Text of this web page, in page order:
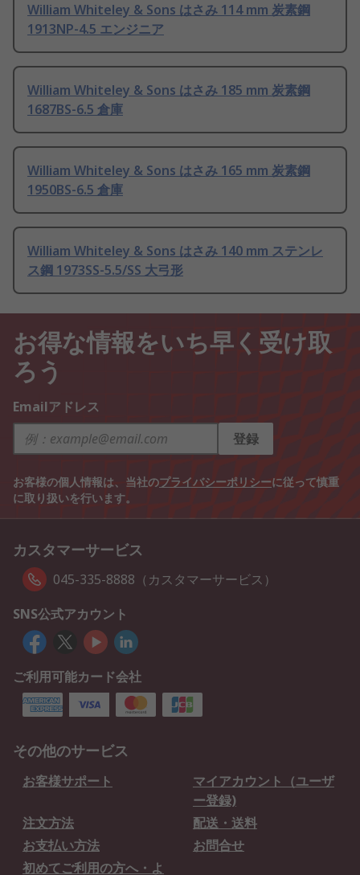
William Whiteley & Sons はさみ 114 mm 炭素鋼
1913NP-4.5 エンジニア
William Whiteley & Sons はさみ 185 mm 炭素鋼
1687BS-6.5 倉庫
William Whiteley & Sons はさみ 165 mm 炭素鋼
1950BS-6.5 倉庫
William Whiteley & Sons はさみ 140 mm ステンレ
ス鋼 1973SS-5.5/SS 大弓形
お得な情報をいち早く受け取
ろう
Emailアドレス
登録
お客様の個人情報は、当社のプライバシーポリシーに従って慎重
に取り扱いを行います。
カスタマーサービス
045-335-8888（カスタマーサービス）
SNS公式アカウント
ご利用可能カード会社
その他のサービス
お客様サポート
マイアカウント（ユーザ
ー登録)
注文方法
配送・送料
お支払い方法
お問合せ
初めてご利用の方へ・よ